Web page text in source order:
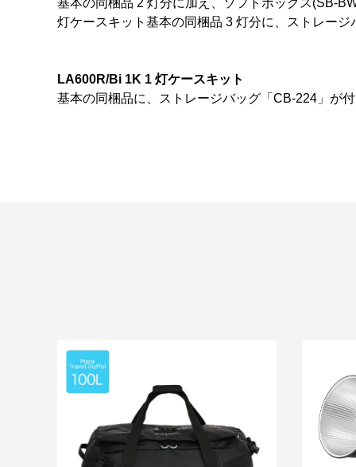
基本の同梱品 2 灯分に加え、ソフトボックス(SB-
灯ケースキット基本の同梱品 3 灯分に、ストレー
LA600R/Bi 1K 1 灯ケースキット
基本の同梱品に、ストレージバッグ「CB-224」が